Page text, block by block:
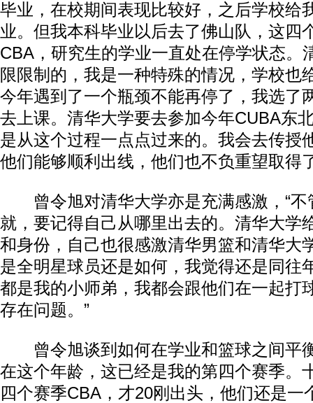
毕业，在校期间表现比较好，之后学校给
业。但我本科毕业以后去了佛山队，这四
CBA，研究生的学业一直处在停学状态。
限限制的，我是一种特殊的情况，学校也
今年遇到了一个瓶颈不能再停了，我选了
去上课。清华大学要去参加今年CUBA东
是从这个过程一点点过来的。我会去传授
他们能够顺利出线，他们也不负重望取得
曾令旭对清华大学亦是充满感激，“不
就，要记得自己从哪里出去的。清华大学
和身份，自己也很感激清华男篮和清华大
是全明星球员还是如何，我觉得还是同往
都是我的小师弟，我都会跟他们在一起打
存在问题。”
曾令旭谈到如何在学业和篮球之间平
在这个年龄，这已经是我的第四个赛季。
四个赛季CBA，才20刚出头，他们还是一